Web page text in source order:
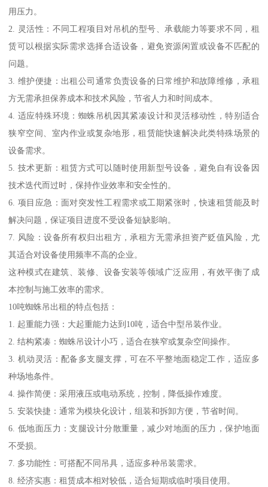
用压力。
2. 灵活性：不同工程项目对吊机的型号、承载能力等要求不同，租
赁可以根据实际需求选择合适设备，避免资源闲置或设备不匹配的
问题。
3. 维护便捷：出租公司通常负责设备的日常维护和故障维修，承租
方无需承担保养成本和技术风险，节省人力和时间成本。
4. 适应特殊环境：蜘蛛吊机因其紧凑设计和灵活移动性，特别适合
狭窄空间、室内作业或复杂地形，租赁能快速解决此类特殊场景的
设备需求。
5. 技术更新：租赁方式可以随时使用新型号设备，避免自有设备因
技术迭代而过时，保持作业效率和安全性的。
6. 项目应急：面对突发性工程需求或工期紧张时，快速租赁能及时
解决问题，保证项目进度不受设备短缺影响。
7. 风险：设备所有权归出租方，承租方无需承担资产贬值风险，尤
其适合对设备使用频率不高的企业。
这种模式在建筑、装修、设备安装等领域广泛应用，有效平衡了成
本控制与施工效率的需求。
10吨蜘蛛吊出租的特点包括：
1. 起重能力强：大起重能力达到10吨，适合中型吊装作业。
2. 结构紧凑：蜘蛛吊设计小巧，适合在狭窄或复杂空间操作。
3. 机动灵活：配备多支腿支撑，可在不平整地面稳定工作，适应多
种场地条件。
4. 操作简便：采用液压或电动系统，控制，降低操作难度。
5. 安装快捷：通常为模块化设计，组装和拆卸方便，节省时间。
6. 低地面压力：支腿设计分散重量，减少对地面的压力，保护地面
不受损。
7. 多功能性：可搭配不同吊具，适应多种吊装需求。
8. 经济实惠：租赁成本相对较低，适合短期或临时项目使用。